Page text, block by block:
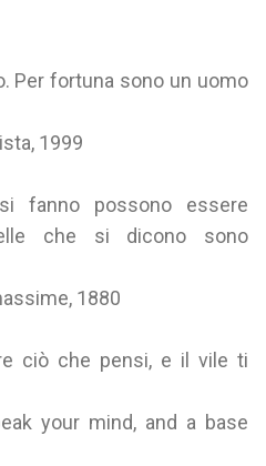
Per fortuna sono un uomo
1999
fanno possono essere
che si dicono sono
1880
ciò che pensi, e il vile ti
your mind, and a base